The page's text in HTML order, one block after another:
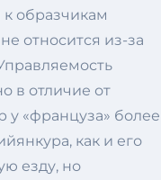
образчикам
относится из-за
в отличие от
у «француза» более
как и его
езду, но